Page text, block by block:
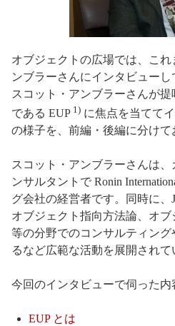
オブジェクトの広場では、こ
ンブラーさんにインタビュー
スコット・アンブラーさんが
である EUP 1) に焦点を当てて
の様子を、前編・後編に分けて
スコット・アンブラーさんは
ンサルタントで Ronin
グ会社の経営者です。同時に、
オブジェクト指向方法論、オ
等の分野でのコンサルティン
るなど広範な活動を展開されて
今回のインタビューで伺った内
EUP とは